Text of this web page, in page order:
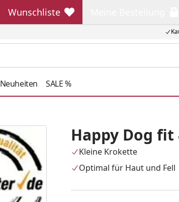
Wunschliste
Wunschliste
Neuheiten SALE %
Happy Dog
Kleine Krokette
Optimal für Haut und Fell